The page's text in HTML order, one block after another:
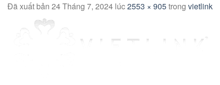
Đã xuất bản 24 Tháng 7, 2024 lúc2553 × 905trong vietlink